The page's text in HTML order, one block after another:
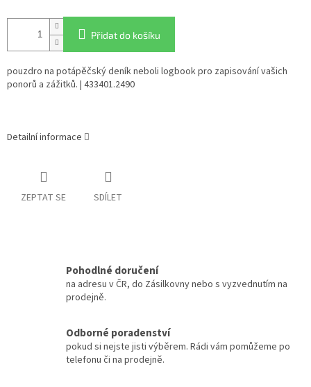
Přidat do košíku
pouzdro na potápěčský deník neboli logbook pro zapisování vašich
ponorů a zážitků. | 433401.2490
Detailní informace
ZEPTAT SE SDÍLET
Pohodlné doručení
na adresu v ČR, do Zásilkovny nebo s vyzvednutím na
prodejně.
Odborné poradenství
pokud si nejste jisti výběrem. Rádi vám pomůžeme po
telefonu či na prodejně.